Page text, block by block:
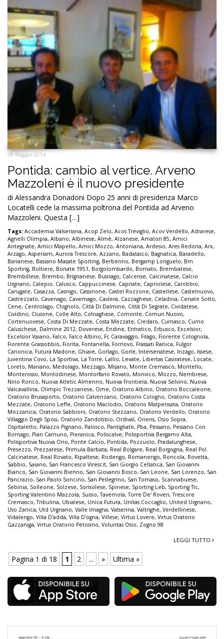
29 Maggio 2014
Pontida: cambio al vertice. Arveno
Mazzoleni è il nuovo presidente
di Alessandra Donadoni Dopo 25 anni di presidenza Marco
Locatelli cede la massima poltrona del Pontida ad Arveno
Mazzoleni. Questa […]
Tags: Accademia Valseriana, Acop Zelo, Acos Treviglio, Acov Verdello, Adrarese,
Agnelli Olimpia, Albano, Albinese, Almè, Alzanese, Amatori 85, Amici
Antegnate, Amici Mapello, Amici Mozzo, Antoniana, Ardesio, Ares Redona, Arx,
Arzago, Asperiam, Aurora Trescore, Azzano, Badalasco, Bagnatica, Baradello,
Barianese, Basiano Masate Sporting, Berbenno, Bergamp Longuelo, Bm
Sporting, Boltiere, Bonate 1951, Borgolombardo, Bornato, Brembatese,
Brembillese, Brembo, Brignanese, Busnago, Calcense, Calcinatese, Calcio
Urgnano, Calepio, Calusco, Cappuccinese, Capriate, Capriolese, Carobbio,
Carugate, Casazza, Casnigo, Cassinone, Castel Rozzone, Castellese, Castelnuovo,
Castrezzato, Cavenago, Cavernago, Cavlera, Cazzaghese, Celadina, Cenate Sotto,
Cene, Centrolago, Chignolo, Città Di Dalmine, Città Di Segrate, Cividatese,
Cividino, Clusone, Colle Alto, Colnaghese, Comonte, Comun Nuovo,
Cortenuovese, Costa Di Mezzate, Costa Mezzate, Credaro, Curnasco, Curno
Caluschese, Dalmine 2012, Doverese, Endine, Entratico, Erbusco, Excelsior,
Excelsior Vaiano, Falco, Falco Albino, Fc Caravaggio, Filago, Fiorente Colognola,
Fiorente Grassobbio, Fiorita, Fontanella, Fornovo, Frassati Ranica, Fulgor
Canonica, Futura Madone, Ghiaie, Gorlago, Gorle, Interseriatese, Inzago, Issese,
Juventina Covo, La Sportiva, La Torre, Lallio, Levate, Libertas Casiratese, Locate,
Loreto, Mariano, Medolago, Mezzago, Misano, Monte Cremasco, Montello,
Monterosso, Montodinese, Montorfano Rovato, Monvico, Mozzo, Nembrese,
Nino Ronco, Nuova Atletic Almenno, Nuova Frontiera, Nuova Selvino, Nuova
Valcavallina, Olimpic Trezzanese, Ome, Oratorio Albino, Oratorio Boccaleone,
Oratorio Brusaporto, Oratorio Calvenzano, Oratorio Cologno, Oratorio Costa
Mezzate, Oratorio Leffe, Oratorio Maclodio, Oratorio Malpensata, Oratorio
Mozzanica, Oratorio Sabbioni, Oratorio Stezzano, Oratorio Verdello, Oratorio
Villaggio Degli Sposi, Oratorio Zandobbio, Ordival, Oriens, Osio Sopra,
Ospitaletto, Palazzo Pignano, Palosco, Pantigliate, Pba, Pessano, Pessano Con
Bornago, Pian Camuno, Pieranica, Poliscalve, Polisportiva Bergamo Alta,
Polisportiva Nuova Orio, Ponte Calcio, Pontida, Pozzuolo, Pradalunghese,
Presezzo, Prezzatese, Primula Barbata, Real Bolgare, Real Borgogna, Real Pol.
Calcinatese, Real Rovato, Ripaltese, Rodengo, Romanengo, Roncola, Rovetta,
Sabbio, Saiano, San Francesco Virescit, San Giorgio Cellatica, San Giovanni
Bianco, San Giovanni Bienno, San Giovanni Bosco, San Leone, San Lorenzo, San
Pancrazio, San Paolo Soncino, San Pellegrino, San Tomaso, Scannabuese,
Sebinia, Solleone, Solzese, Sorisolese, Spinese, Sporting Leb, Sporting Tlc,
Sporting Valentino Mazzola, Suisio,Tavernola,Torre De' Roveri,Trescore
Cremasco,Tribulina, Ubialese, Unica Futura, Unitas Coccaglio, United Urgnano,
Uso Zanica, Utd Urgnano, Valle Imagna, Valserina, Valtrighe, Verdellinese,
Vidalengo, Villa D'adda, Villa D'ogna, Villese, Virtus Lovere, Virtus Oratorio
Gazzaniga, Virtus Oratorio Petosino, Voluntas Osio, Zogno 98
LEGGI TUTTO
Pagina 1 di 18 1 2 ... » Ultima »